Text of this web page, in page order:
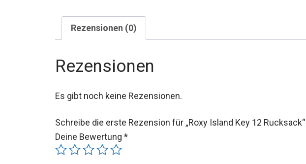
Rezensionen (0)
Rezensionen
Es gibt noch keine Rezensionen.
Schreibe die erste Rezension für „Roxy Island Key 12 Rucksack“
Deine Bewertung *